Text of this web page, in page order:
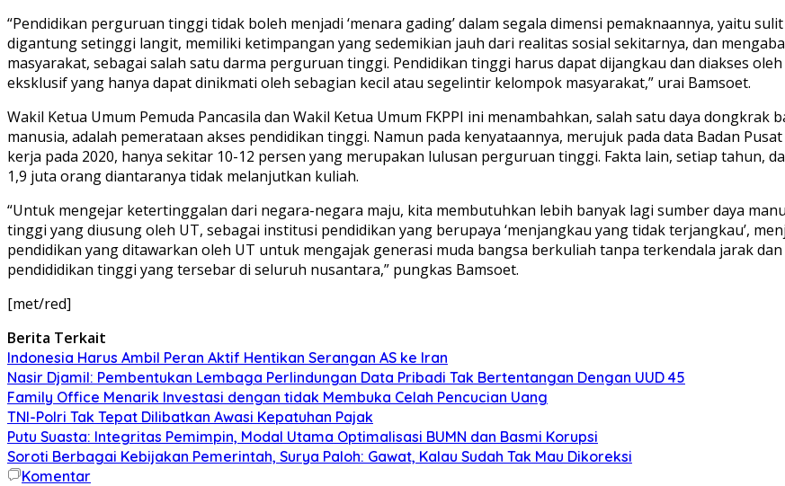
“Pendidikan perguruan tinggi tidak boleh menjadi ‘menara gading’ dalam segala dimensi pemaknaannya, yaitu
digantung setinggi langit, memiliki ketimpangan yang sedemikian jauh dari realitas sosial sekitarnya, dan
masyarakat, sebagai salah satu darma perguruan tinggi. Pendidikan tinggi harus dapat dijangkau dan diakses
eksklusif yang hanya dapat dinikmati oleh sebagian kecil atau segelintir kelompok masyarakat,” urai Bamsoet.
Wakil Ketua Umum Pemuda Pancasila dan Wakil Ketua Umum FKPPI ini menambahkan, salah satu daya
manusia, adalah pemerataan akses pendidikan tinggi. Namun pada kenyataannya, merujuk pada data Badan
kerja pada 2020, hanya sekitar 10-12 persen yang merupakan lulusan perguruan tinggi. Fakta lain, setiap tahun,
1,9 juta orang diantaranya tidak melanjutkan kuliah.
“Untuk mengejar ketertinggalan dari negara-negara maju, kita membutuhkan lebih banyak lagi sumber daya
tinggi yang diusung oleh UT, sebagai institusi pendidikan yang berupaya ‘menjangkau yang tidak terjangkau’,
pendidikan yang ditawarkan oleh UT untuk mengajak generasi muda bangsa berkuliah tanpa terkendala jarak
pendididikan tinggi yang tersebar di seluruh nusantara,” pungkas Bamsoet.
[met/red]
Berita Terkait
Indonesia Harus Ambil Peran Aktif Hentikan Serangan AS ke Iran
Nasir Djamil: Pembentukan Lembaga Perlindungan Data Pribadi Tak Bertentangan Dengan UUD 45
Family Office Menarik Investasi dengan tidak Membuka Celah Pencucian Uang
TNI-Polri Tak Tepat Dilibatkan Awasi Kepatuhan Pajak
Putu Suasta: Integritas Pemimpin, Modal Utama Optimalisasi BUMN dan Basmi Korupsi
Soroti Berbagai Kebijakan Pemerintah, Surya Paloh: Gawat, Kalau Sudah Tak Mau Dikoreksi
Komentar